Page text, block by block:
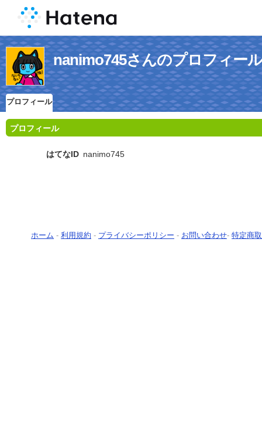
nanimo745さんのプロフィール
プロフィール
プロフィール
はてなID nanimo745
ホーム - 利用規約 - プライバシーポリシー - お問い合わせ- 特定商